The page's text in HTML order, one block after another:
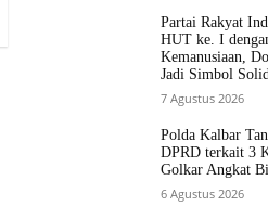
Partai Rakyat
HUT ke. I
Kemanusiaan,
Jadi Simbol
7 Agustus 2026
Polda Kalbar
DPRD terkait 3
Golkar Angkat
6 Agustus 2026